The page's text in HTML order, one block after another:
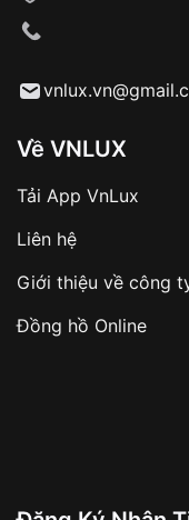
Từ khóa SEO:
sản phẩm
hàng
Số tiền còn
✔️ Đảm bảo
✔️ Hạn chế
Về VNLUX
Tải App VnLux
Liên hệ
Giới thiệu về công
Đồng hồ Online